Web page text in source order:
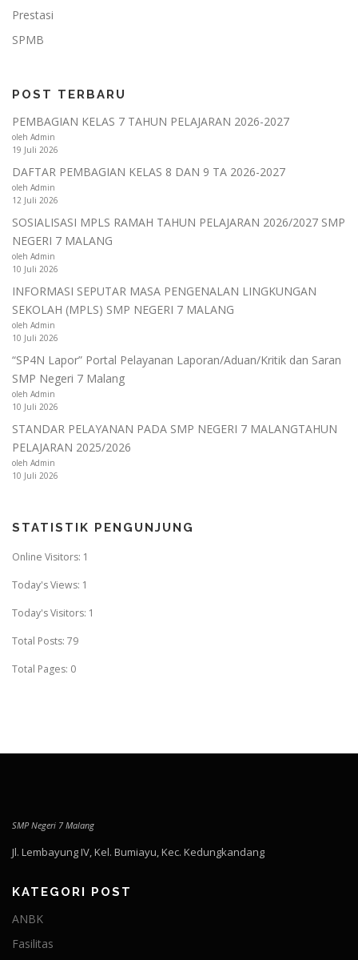
Prestasi
SPMB
POST TERBARU
PEMBAGIAN KELAS 7 TAHUN PELAJARAN 2026-2027
oleh Admin
19 Juli 2026
DAFTAR PEMBAGIAN KELAS 8 DAN 9 TA 2026-2027
oleh Admin
12 Juli 2026
SOSIALISASI MPLS RAMAH TAHUN PELAJARAN 2026/2027 SMP
NEGERI 7 MALANG
oleh Admin
10 Juli 2026
INFORMASI SEPUTAR MASA PENGENALAN LINGKUNGAN
SEKOLAH (MPLS) SMP NEGERI 7 MALANG
oleh Admin
10 Juli 2026
“SP4N Lapor” Portal Pelayanan Laporan/Aduan/Kritik dan Saran
SMP Negeri 7 Malang
oleh Admin
10 Juli 2026
STANDAR PELAYANAN PADA SMP NEGERI 7 MALANGTAHUN
PELAJARAN 2025/2026
oleh Admin
10 Juli 2026
STATISTIK PENGUNJUNG
Online Visitors: 1
Today's Views: 1
Today's Visitors: 1
Total Posts: 79
Total Pages: 0
SMP Negeri 7 Malang
Jl. Lembayung IV, Kel. Bumiayu, Kec. Kedungkandang
KATEGORI POST
ANBK
Fasilitas